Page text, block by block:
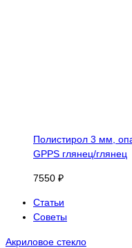
Полистирол 3 мм,
GPPS глянец/глянец
7550 ₽
Статьи
Советы
Акриловое стекло